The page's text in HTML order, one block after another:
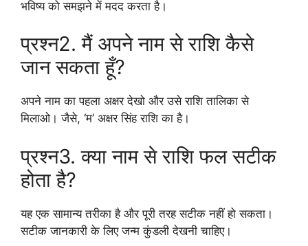
भविष्य को समझने में मदद करता है।
प्रश्न2. मैं अपने नाम से राशि कैसे
जान सकता हूँ?
अपने नाम का पहला अक्षर देखो और उसे राशि तालिका से
मिलाओ। जैसे, ‘म’ अक्षर सिंह राशि का है।
प्रश्न3. क्या नाम से राशि फल सटीक
होता है?
यह एक सामान्य तरीका है और पूरी तरह सटीक नहीं हो सकता।
सटीक जानकारी के लिए जन्म कुंडली देखनी चाहिए।